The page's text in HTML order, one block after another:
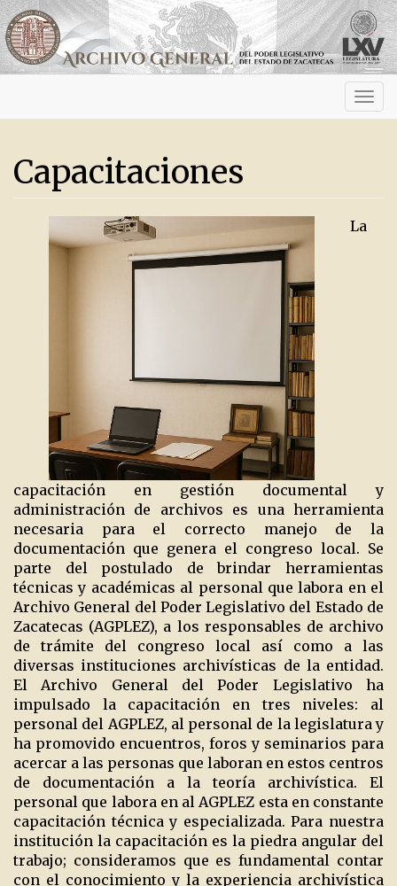
Capacitaciones
La
capacitación en gestión documental y
administración de archivos es una herramienta
necesaria para el correcto manejo de la
documentación que genera el congreso local. Se
parte del postulado de brindar herramientas
técnicas y académicas al personal que labora en el
Archivo General del Poder Legislativo del Estado de
Zacatecas (AGPLEZ), a los responsables de archivo
de trámite del congreso local así como a las
diversas instituciones archivísticas de la entidad.
El Archivo General del Poder Legislativo ha
impulsado la capacitación en tres niveles: al
personal del AGPLEZ, al personal de la legislatura y
ha promovido encuentros, foros y seminarios para
acercar a las personas que laboran en estos centros
de documentación a la teoría archivística. El
personal que labora en al AGPLEZ esta en constante
capacitación técnica y especializada. Para nuestra
institución la capacitación es la piedra angular del
trabajo; consideramos que es fundamental contar
con el conocimiento y la experiencia archivística